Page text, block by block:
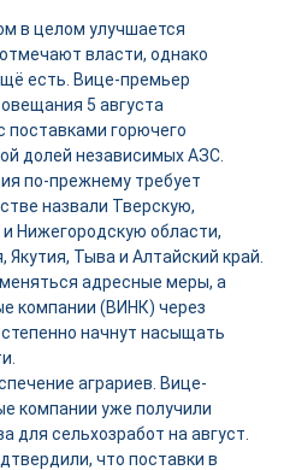
в целом улучшается
власти, однако
есть. Вице-премьер
5 августа
поставками горючего
долей независимых АЗС.
по-прежнему требует
назвали Тверскую,
Нижегородскую области,
Якутия, Тыва и Алтайский край.
адресные меры, а
компании (ВИНК) через
начнут насыщать
аграриев. Вице-
компании уже получили
сельхозработ на август.
что поставки в